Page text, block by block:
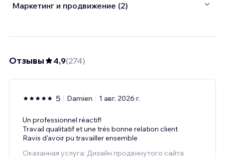
Маркетинг и продвижение (2)
Отзывы 4,9(274)
5 Damien 1 авг. 2026 г.
Un professionnel réactif!
Travail qualitatif et une trés bonne relation client
Ravis d'avoir pu travailler ensemble
Оказанная услуга: Дизайн продвинутого сайта